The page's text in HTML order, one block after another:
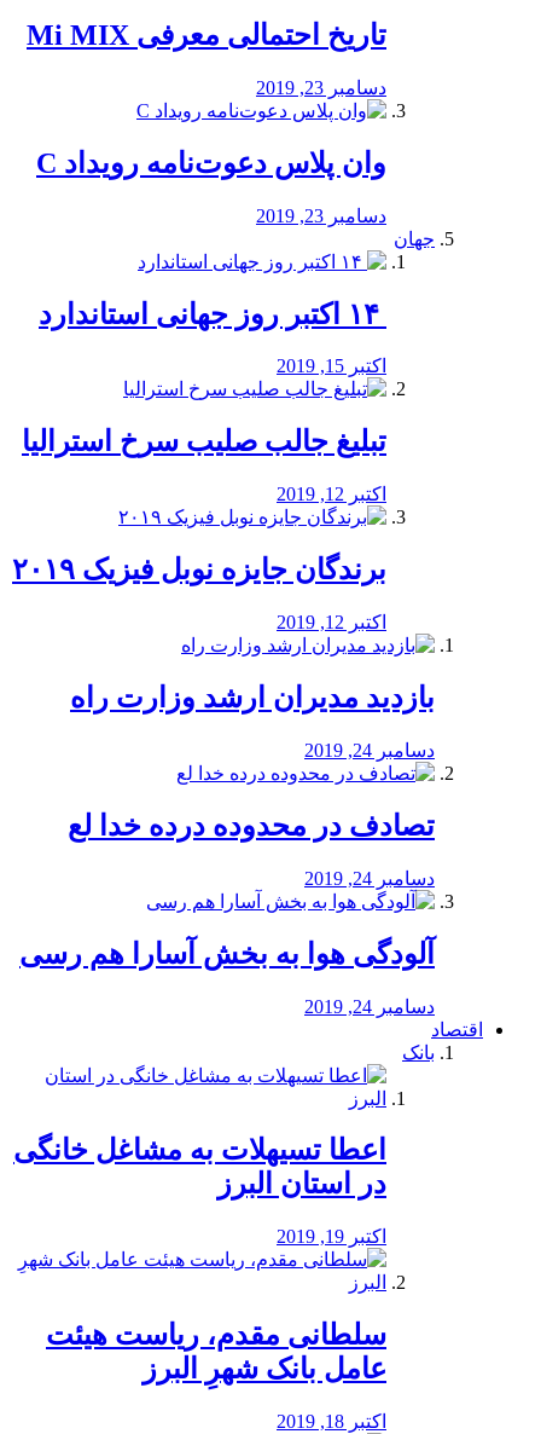
تاریخ احتمالی معرفی Mi MIX
دسامبر 23, 2019
وان پلاس دعوت‌نامه رویداد C
دسامبر 23, 2019
جهان
اکتبر 15, 2019
تبلیغ جالب صلیب سرخ استرالیا
اکتبر 12, 2019
برندگان جایزه نوبل فیزیک ۲۰۱۹
اکتبر 12, 2019
بازدید مدیران ارشد وزارت راه
دسامبر 24, 2019
تصادف در محدوده درده خدا لع
دسامبر 24, 2019
آلودگی هوا به بخش آسارا هم رسی
دسامبر 24, 2019
اقتصاد
بانک
️اعطا تسیهلات به مشاغل خانگی
در استان البرز
اکتبر 19, 2019
سلطانی مقدم، ریاست هیئت
عامل بانک شهرِ البرز
اکتبر 18, 2019